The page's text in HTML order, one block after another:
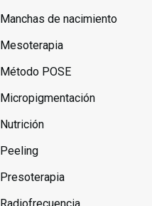
Manchas de nacimiento
Mesoterapia
Método POSE
Micropigmentación
Nutrición
Peeling
Presoterapia